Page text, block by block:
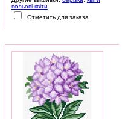
польові квіти
Отметить для заказа